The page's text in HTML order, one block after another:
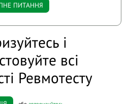
ПИТАННЯ
і
всі
Ревмотесту